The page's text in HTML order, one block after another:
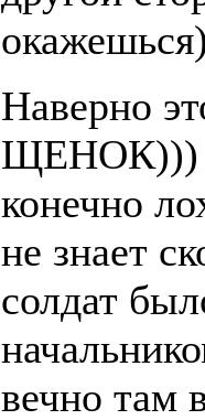
Наверно
ЩЕНОК)))
конечно
не знает
солдат
вечно там